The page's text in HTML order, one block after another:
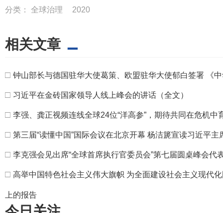
分类： 全球治理 2020
相关文章
□ 钟山部长与德国驻华大使葛策、欧盟驻华大使郁白签署 《
□ 习近平在金砖国家领导人线上峰会的讲话（全文）
□ 李强、龚正视频连线全球24位“洋高参”，期待共同在危机中
□ 第三届“读懂中国”国际会议在北京开幕 杨洁篪宣读习近平主
□ 李克强会见出席“全球首席执行官委员会”第七届圆桌峰会代
□ 高举中国特色社会主义伟大旗帜 为全面建设社会主义现
上的报告